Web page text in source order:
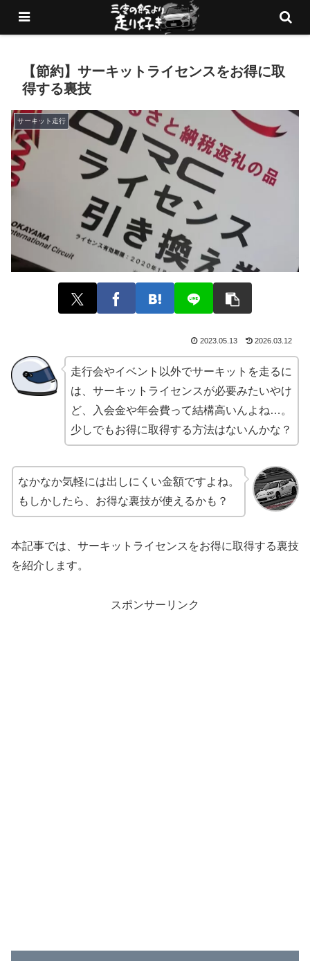
愛車でサーキットを走りまくるブログ
【節約】サーキットライセンスをお得に取
得する裏技
サーキット走行
2023.05.13 2026.03.12
走行会やイベント以外でサーキットを走るに
は、サーキットライセンスが必要みたいやけ
ど、入会金や年会費って結構高いんよね…。
少しでもお得に取得する方法はないんかな？
なかなか気軽には出しにくい金額ですよね。
もしかしたら、お得な裏技が使えるかも？
本記事では、サーキットライセンスをお得に取得する裏技
を紹介します。
スポンサーリンク